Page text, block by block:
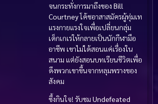
จนกระทั่งการมาถึงของ Bill
Courtneyโค้ชอาสาสมัครผู้ทุ่มเท
แรงกายแรงใจเพื่อเปลี่ยนกลุ่ม
เด็กเกเรให้กลายเป็นนักกีฬามือ
อาชีพ เขาไม่ได้สอนแค่เรื่องใน
สนาม แต่ยังสอนบทเรียนชีวิตเพื่อ
ดึงพวกเขาขึ้นจากหลุมพรางของ
สังคม
ซึ้งกินใจ! รับชม Undefeated